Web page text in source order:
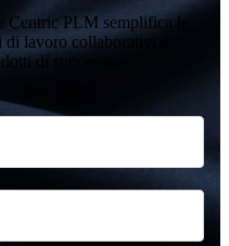
Centric PLM semplifica le
lavoro collaborativi e
di successo.